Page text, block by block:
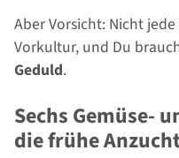
Aber Vorsicht: Nicht
Vorkultur, und Du
Geduld.
Sechs Gemüse-
die frühe